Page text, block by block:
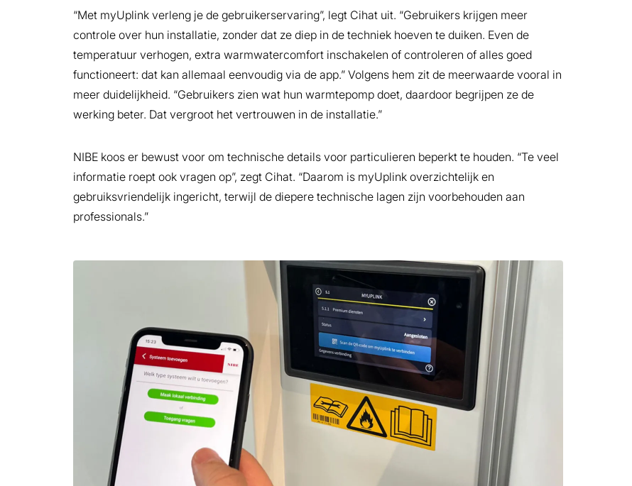
“Met myUplink verleng je de gebruikerservaring”, legt Cihat uit. “Gebruikers krijgen meer
controle over hun installatie, zonder dat ze diep in de techniek hoeven te duiken. Even de
temperatuur verhogen, extra warmwatercomfort inschakelen of controleren of alles goed
functioneert: dat kan allemaal eenvoudig via de app.” Volgens hem zit de meerwaarde vooral in
meer duidelijkheid. “Gebruikers zien wat hun warmtepomp doet, daardoor begrijpen ze de
werking beter. Dat vergroot het vertrouwen in de installatie.”
NIBE koos er bewust voor om technische details voor particulieren beperkt te houden. “Te veel
informatie roept ook vragen op”, zegt Cihat. “Daarom is myUplink overzichtelijk en
gebruiksvriendelijk ingericht, terwijl de diepere technische lagen zijn voorbehouden aan
professionals.”